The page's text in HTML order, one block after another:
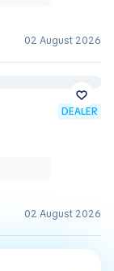
02 August 2026
DEALER
02 August 2026